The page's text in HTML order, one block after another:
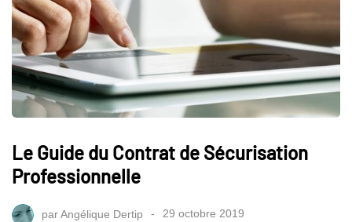
Le Guide du Contrat de Sécurisation
Professionnelle
parAngélique Dertip 29 octobre 2019